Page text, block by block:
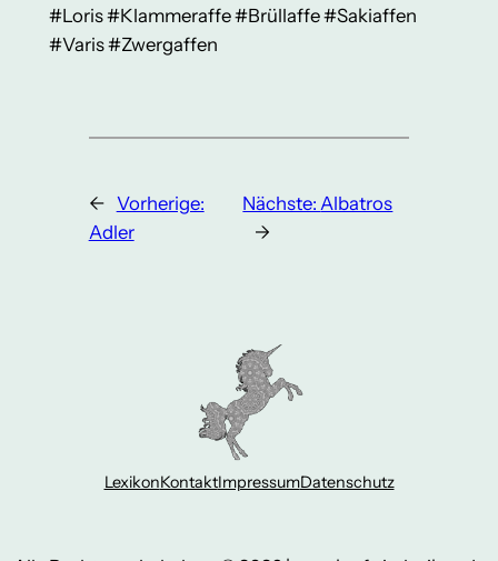
#Loris #Klammeraffe #Brüllaffe #Sakiaffen
#Varis #Zwergaffen
← Vorherige:
Adler
Nächste:Albatros
→
LexikonKontaktImpressumDatenschutz